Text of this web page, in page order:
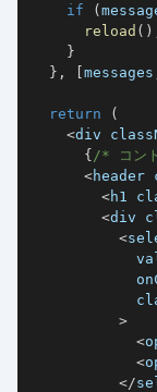
if
(
reload ( )
}
} , [messages
return
(
<div
{ /* コン
<header
<h1
<div
<
>
<
<
</